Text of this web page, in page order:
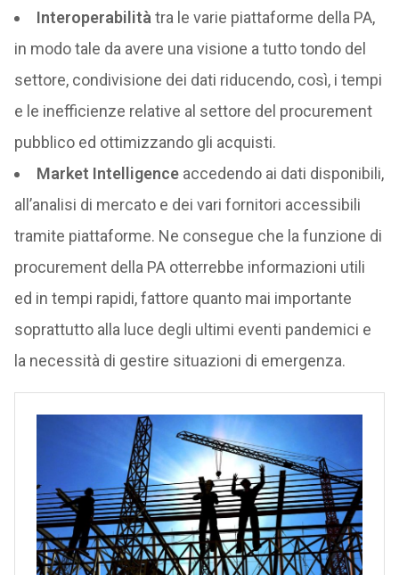
Interoperabilità tra le varie piattaforme della PA,
in modo tale da avere una visione a tutto tondo del
settore, condivisione dei dati riducendo, così, i tempi
e le inefficienze relative al settore del procurement
pubblico ed ottimizzando gli acquisti.
Market Intelligenceaccedendo ai dati disponibili,
all’analisi di mercato e dei vari fornitori accessibili
tramite piattaforme. Ne consegue che la funzione di
procurement della PA otterrebbe informazioni utili
ed in tempi rapidi, fattore quanto mai importante
soprattutto alla luce degli ultimi eventi pandemici e
la necessità di gestire situazioni di emergenza.